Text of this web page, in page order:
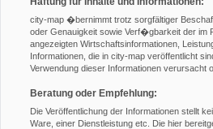
city-map �bernimmt trotz sorgfältiger
oder Genauigkeit sowie Verf�gbarkeit der im
angezeigten Wirtschaftsinformationen,
Informationen, die in city-map veröffentlicht
Verwendung dieser Informationen verursacht
Beratung oder Empfehlung:
Die Veröffentlichung der Informationen stellt
Ware, einer Dienstleistung etc. Die hier